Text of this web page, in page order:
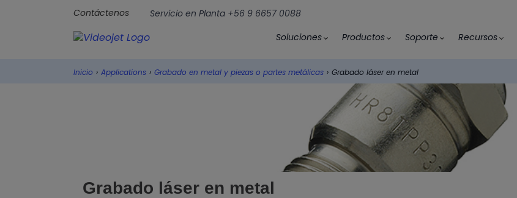
Contáctenos Servicio en Planta +56 9 6657 0088
Soluciones
Productos Soporte Recursos
Inicio › Applications › Grabado en metal y piezas o partes metálicas › Grabado láser en metal
Grabado láser en metal